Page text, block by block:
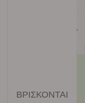
ΒΡΙΣΚΟΝΤΑΙ